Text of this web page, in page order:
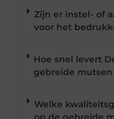
Zijn er instel- of
voor het
Hoe snel levert
gebreide
Welke